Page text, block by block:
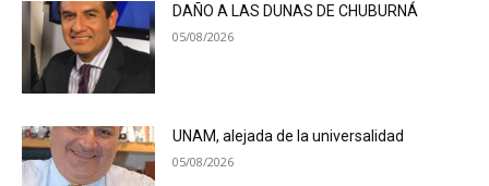
DAÑO A LAS DUNAS DE CHUBURNÁ
05/08/2026
UNAM, alejada de la universalidad
05/08/2026